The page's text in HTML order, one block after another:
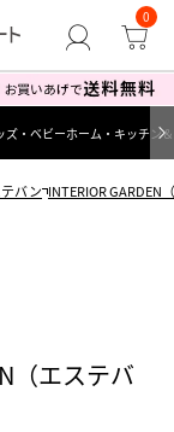
0
ズ・ベビーホーム・キッチン
バン INTERIOR GARDEN
（エステバ